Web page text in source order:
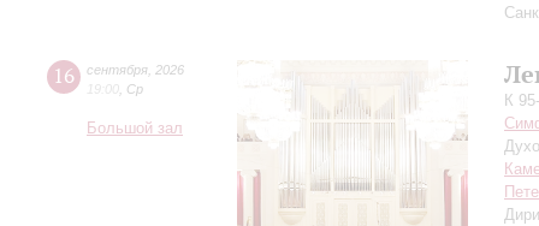
16 сентября 2026
19:00 Ср
Большой зал
К